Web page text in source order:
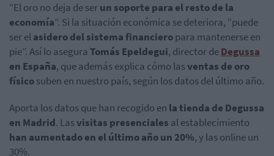
“El oro no deja de serun soporte para el resto de la
economía”. Si la situación económica se deteriora, “puede
ser elasidero del sistema financieropara mantenerse en
pie”. Así lo asegura Tomás Epeldegui, director deDegussa
en España, que además explica cómo lasventas de oro
físicosuben en nuestro país, según los datos del último año.
Aporta los datos que han recogido en la tienda de Degussa
en Madrid. Lasvisitas presenciales al establecimiento
han aumentado en el último año un 20%, y las online un
30%.